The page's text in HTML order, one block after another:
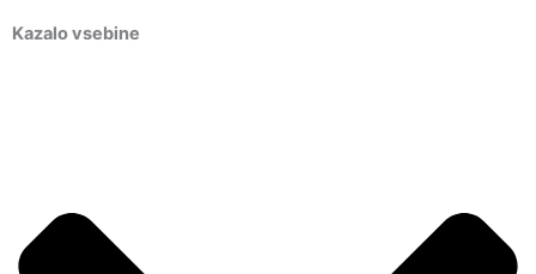
Kazalo vsebine